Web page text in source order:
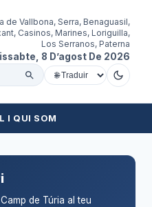
de Vallbona, Serra, Benaguasil,
Casinos, Marines, Loriguilla,
Los Serranos, Paterna
8 D’agost De 2026
I QUI SOM
de Túria al teu